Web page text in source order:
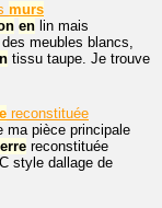
murs
en lin mais
meubles blancs,
tissu taupe. Je trouve
reconstituée
ma pièce principale
reconstituée
style dallage de